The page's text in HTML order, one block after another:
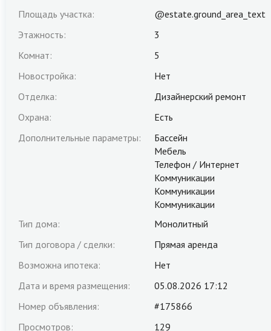
Площадь участка:
@estate.ground_area_text
Этажность:
3
Комнат:
5
Новостройка:
Нет
Отделка:
Дизайнерский ремонт
Охрана:
Есть
Дополнительные параметры:
Бассейн
Мебель
Телефон / Интернет
Коммуникации
Коммуникации
Коммуникации
Тип дома:
Монолитный
Тип договора / сделки:
Прямая аренда
Возможна ипотека:
Нет
Дата и время размещения:
05.08.2026 17:12
Номер объявления:
#175866
Просмотров:
129